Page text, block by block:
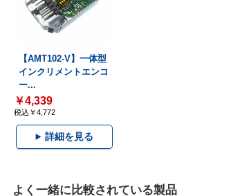
【AMT102-V】一体型
インクリメントエンコ
ー...
￥4,339
税込￥4,772
詳細を見る
よく一緒に比較されている製品